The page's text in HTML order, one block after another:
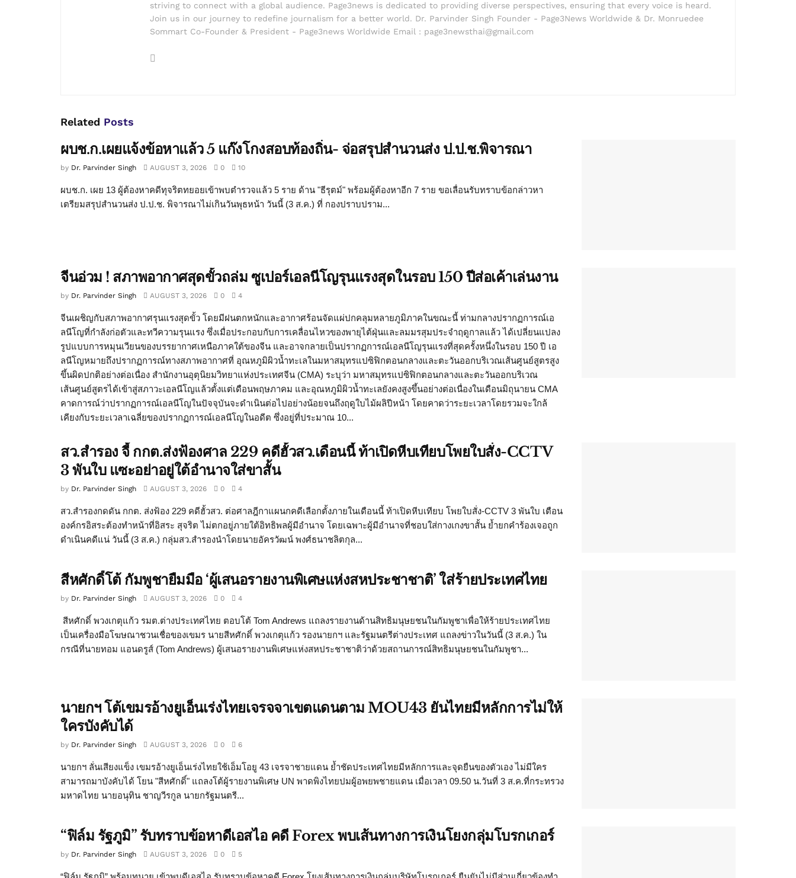
striving to connect with a global audience. Page3news is dedicated to providing diverse perspectives, ensuring that every voice is heard.
Join us in our journey to redefine journalism for a better world. Dr. Parvinder Singh Founder - Page3News Worldwide & Dr. Monruedee
Sommart Co-Founder & President - Page3news Worldwide Email : page3newsthai@gmail.com
Related Posts
ผบช.ก.เผยแจ้งข้อหาแล้ว 5 แก๊งโกงสอบท้องถิ่น- จ่อสรุปสำนวนส่ง ป.ป.ช.พิจารณา
by Dr. Parvinder Singh AUGUST 3, 2026 0 10
ผบช.ก. เผย 13 ผู้ต้องหาคดีทุจริตทยอยเข้าพบตำรวจแล้ว 5 ราย ด้าน "ธีรุตม์" พร้อมผู้ต้องหาอีก 7 ราย ขอเลื่อนรับทราบข้อกล่าวหา
เตรียมสรุปสำนวนส่ง ป.ป.ช. พิจารณาไม่เกินวันพุธหน้า วันนี้ (3 ส.ค.) ที่ กองปราบปราม...
จีนอ่วม ! สภาพอากาศสุดขั้วถล่ม ซูเปอร์เอลนีโญรุนแรงสุดในรอบ 150 ปีส่อเค้าเล่นงาน
by Dr. Parvinder Singh AUGUST 3, 2026 0 4
จีนเผชิญกับสภาพอากาศรุนแรงสุดขั้ว โดยมีฝนตกหนักและอากาศร้อนจัดแผ่ปกคลุมหลายภูมิภาคในขณะนี้ ท่ามกลางปรากฏการณ์เอ
ลนีโญที่กำลังก่อตัวและทวีความรุนแรง ซึ่งเมื่อประกอบกับการเคลื่อนไหวของพายุไต้ฝุ่นและลมมรสุมประจำฤดูกาลแล้ว ได้เปลี่ยนแปลง
รูปแบบการหมุนเวียนของบรรยากาศเหนือภาคใต้ของจีน และอาจกลายเป็นปรากฏการณ์เอลนีโญรุนแรงที่สุดครั้งหนึ่งในรอบ 150 ปี เอ
ลนีโญหมายถึงปรากฏการณ์ทางสภาพอากาศที่ อุณหภูมิผิวน้ำทะเลในมหาสมุทรแปซิฟิกตอนกลางและตะวันออกบริเวณเส้นศูนย์สูตรสูง
ขึ้นผิดปกติอย่างต่อเนื่อง สำนักงานอุตุนิยมวิทยาแห่งประเทศจีน (CMA) ระบุว่า มหาสมุทรแปซิฟิกตอนกลางและตะวันออกบริเวณ
เส้นศูนย์สูตรได้เข้าสู่สภาวะเอลนีโญแล้วตั้งแต่เดือนพฤษภาคม และอุณหภูมิผิวน้ำทะเลยังคงสูงขึ้นอย่างต่อเนื่องในเดือนมิถุนายน CMA
คาดการณ์ว่าปรากฏการณ์เอลนีโญในปัจจุบันจะดำเนินต่อไปอย่างน้อยจนถึงฤดูใบไม้ผลิปีหน้า โดยคาดว่าระยะเวลาโดยรวมจะใกล้
เคียงกับระยะเวลาเฉลี่ยของปรากฏการณ์เอลนีโญในอดีต ซึ่งอยู่ที่ประมาณ 10...
สว.สำรอง จี้ กกต.ส่งฟ้องศาล 229 คดีฮั้วสว.เดือนนี้ ท้าเปิดหีบเทียบโพยใบสั่ง-CCTV
3 พันใบ แซะอย่าอยู่ใต้อำนาจใส่ขาสั้น
by Dr. Parvinder Singh AUGUST 3, 2026 0 4
สว.สำรองกดดัน กกต. ส่งฟ้อง 229 คดีฮั้วสว. ต่อศาลฎีกาแผนกคดีเลือกตั้งภายในเดือนนี้ ท้าเปิดหีบเทียบ โพยใบสั่ง-CCTV 3 พันใบ เตือน
องค์กรอิสระต้องทำหน้าที่อิสระ สุจริต ไม่ตกอยู่ภายใต้อิทธิพลผู้มีอำนาจ โดยเฉพาะผู้มีอำนาจที่ชอบใส่กางเกงขาสั้น ย้ำยกคำร้องเจอถูก
ดำเนินคดีแน่ วันนี้ (3 ส.ค.) กลุ่มสว.สำรองนำโดยนายอัครวัฒน์ พงศ์ธนาชลิตกุล...
สีหศักดิ์โต้ กัมพูชายืมมือ ‘ผู้เสนอรายงานพิเศษแห่งสหประชาชาติ’ ใส่ร้ายประเทศไทย
by Dr. Parvinder Singh AUGUST 3, 2026 0 4
สีหศักดิ์ พวงเกตุแก้ว รมต.ต่างประเทศไทย ตอบโต้ Tom Andrews แถลงรายงานด้านสิทธิมนุษยชนในกัมพูชาเพื่อให้ร้ายประเทศไทย
เป็นเครื่องมือโฆษณาชวนเชื่อของเขมร นายสีหศักดิ์ พวงเกตุแก้ว รองนายกฯ และรัฐมนตรีต่างประเทศ แถลงข่าวในวันนี้ (3 ส.ค.) ใน
กรณีที่นายทอม แอนดรูส์ (Tom Andrews) ผู้เสนอรายงานพิเศษแห่งสหประชาชาติว่าด้วยสถานการณ์สิทธิมนุษยชนในกัมพูชา...
นายกฯ โต้เขมรอ้างยูเอ็นเร่งไทยเจรจจาเขตแดนตาม MOU43 ยันไทยมีหลักการไม่ให้
ใครบังคับได้
by Dr. Parvinder Singh AUGUST 3, 2026 0 6
นายกฯ ลั่นเสียงแข็ง เขมรอ้างยูเอ็นเร่งไทยใช้เอ็มโอยู 43 เจรจาชายแดน ย้ำชัดประเทศไทยมีหลักการและจุดยืนของตัวเอง ไม่มีใคร
สามารถมาบังคับได้ โยน "สีหศักดิ์" แถลงโต้ผู้รายงานพิเศษ UN พาดพิงไทยปมผู้อพยพชายแดน เมื่อเวลา 09.50 น.วันที่ 3 ส.ค.ที่กระทรวง
มหาดไทย นายอนุทิน ชาญวีรกูล นายกรัฐมนตรี...
“ฟิล์ม รัฐภูมิ” รับทราบข้อหาดีเอสไอ คดี Forex พบเส้นทางการเงินโยงกลุ่มโบรกเกอร์
by Dr. Parvinder Singh AUGUST 3, 2026 0 5